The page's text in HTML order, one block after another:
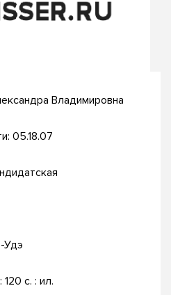
Владимировна
05.18.07
Удэ
120 с. : ил.